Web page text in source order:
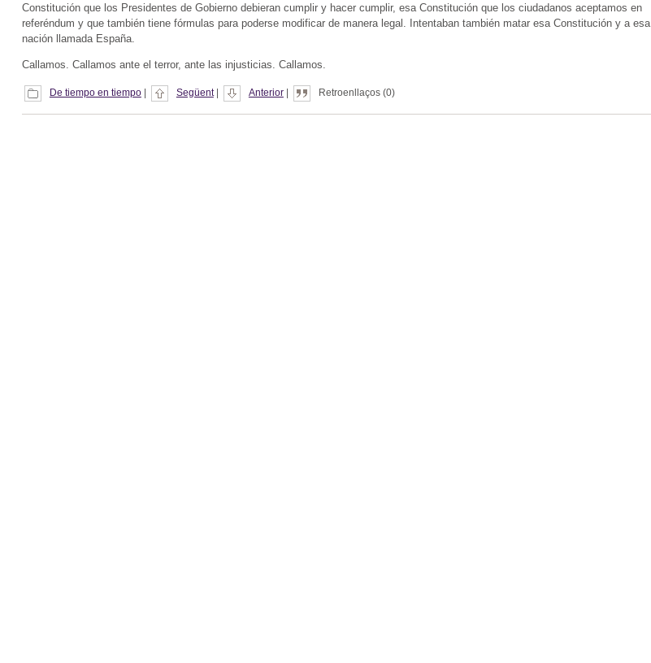
Constitución que los Presidentes de Gobierno debieran cumplir y hacer cumplir, esa Constitución que los ciudadanos aceptamos en
referéndum y que también tiene fórmulas para poderse modificar de manera legal. Intentaban también matar esa Constitución y a esa
nación llamada España.
Callamos. Callamos ante el terror, ante las injusticias. Callamos.
De tiempo en tiempo| Següent| Anterior| Retroenllaços (0)